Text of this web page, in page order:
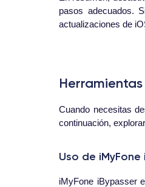
pasos adecuados.
actualizaciones de
Cuando necesitas
continuación,
Uso de iMyFone
iMyFone iBypasser